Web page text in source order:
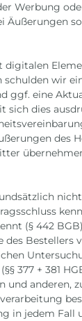
Werbung
Äußerungen
digitalen
wir
ggf. eine
sich dies
des
(§ 442
des Bestellers
377 + 381
und anderen,
in jedem Fall